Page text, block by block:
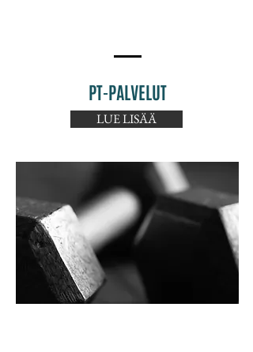
PT-PALVELUT
LUE LISÄÄ